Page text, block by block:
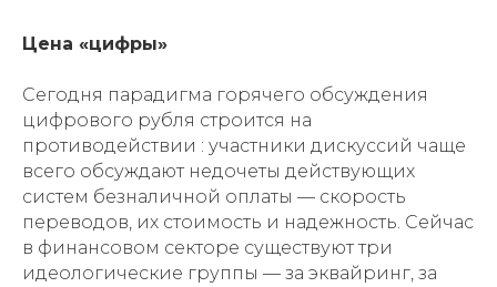
Цена «цифры»
Сегодня парадигма горячего обсуждения
цифрового рубля строится на
противодействии : участники дискуссий чаще
всего обсуждают недочеты действующих
систем безналичной оплаты — скорость
переводов, их стоимость и надежность. Сейчас
в финансовом секторе существуют три
идеологические группы — за эквайринг, за